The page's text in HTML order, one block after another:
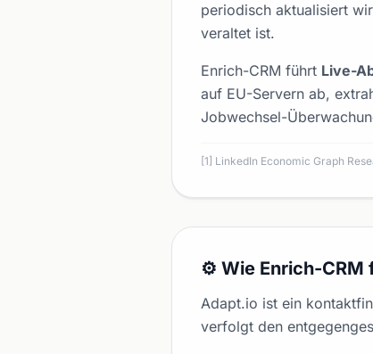
periodisch aktualisiert
veraltet ist.
Enrich-CRM führt Live-
auf EU-Servern ab,
Jobwechsel-
[1] LinkedIn Economic Graph
⚙️ Wie Enrich-
Adapt.io ist ein
verfolgt den